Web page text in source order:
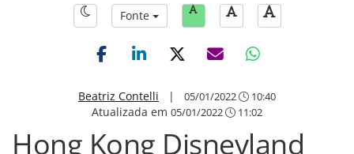
Fonte
Beatriz Contelli | 05/01/2022 10:40
Atualizada em 05/01/2022 11:02
Hong Kong Disneyland